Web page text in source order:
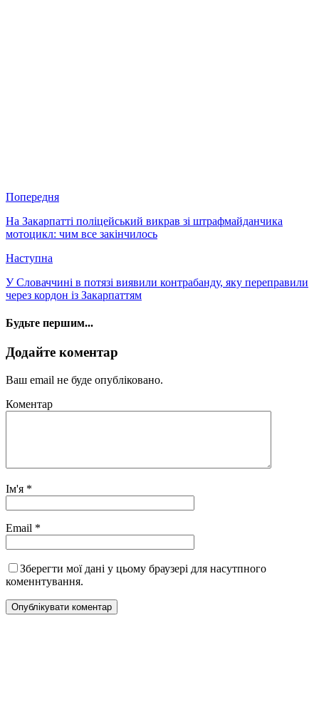
Попередня
На Закарпатті поліцейський викрав зі штрафмайданчика
мотоцикл: чим все закінчилось
Наступна
У Словаччині в потязі виявили контрабанду, яку переправили
через кордон із Закарпаттям
Будьте першим...
Додайте коментар
Ваш email не буде опубліковано.
Коментар
Ім'я *
Email *
Зберегти мої дані у цьому браузері для насутпного
коменнтування.